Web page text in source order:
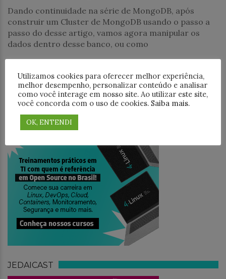
Dando continuidade na série de MongoDB, após
construir um Cluster de MongoDB usando o passo a
passo do desse artigo, vamos agora manipular os
dados dentro desse banco, ou como
PESQUISAR
TREINAMENTO
JEDAICAST
Utilizamos cookies para oferecer melhor experiência,
melhor desempenho, personalizar conteúdo e analisar
como você interage em nosso site. Ao utilizar este site,
você concorda com o uso de cookies. Saiba mais.
OK, ENTENDI